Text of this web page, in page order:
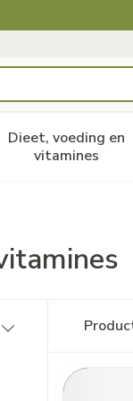
voor
Dieet, voeding en
vitamines
Toon